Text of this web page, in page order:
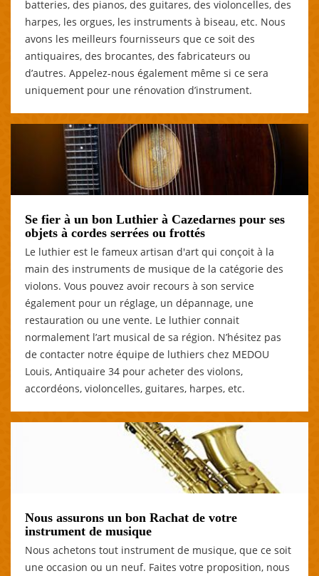
batteries, des pianos, des guitares, des violoncelles, des
harpes, les orgues, les instruments à biseau, etc. Nous
avons les meilleurs fournisseurs que ce soit des
antiquaires, des brocantes, des fabricateurs ou
d’autres. Appelez-nous également même si ce sera
uniquement pour une rénovation d’instrument.
Se fier à un bon Luthier à Cazedarnes pour ses
objets à cordes serrées ou frottés
Le luthier est le fameux artisan d'art qui conçoit à la
main des instruments de musique de la catégorie des
violons. Vous pouvez avoir recours à son service
également pour un réglage, un dépannage, une
restauration ou une vente. Le luthier connait
normalement l’art musical de sa région. N’hésitez pas
de contacter notre équipe de luthiers chez MEDOU
Louis, Antiquaire 34 pour acheter des violons,
accordéons, violoncelles, guitares, harpes, etc.
Nous assurons un bon Rachat de votre
instrument de musique
Nous achetons tout instrument de musique, que ce soit
une occasion ou un neuf. Faites votre proposition, nous